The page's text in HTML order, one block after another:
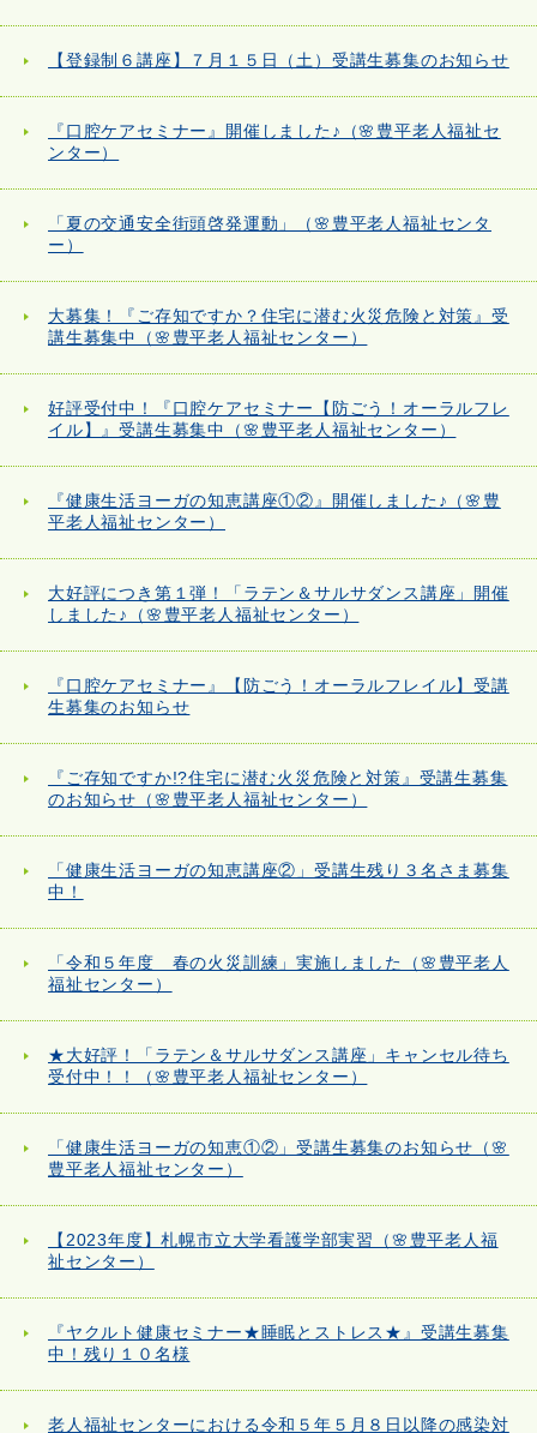
【登録制６講座】７月１５日（土）受講生募集のお知らせ
『口腔ケアセミナー』開催しました♪（🌸豊平老人福祉セ
ンター）
「夏の交通安全街頭啓発運動」（🌸豊平老人福祉センタ
ー）
大募集！『ご存知ですか？住宅に潜む火災危険と対策』受
講生募集中（🌸豊平老人福祉センター）
好評受付中！『口腔ケアセミナー【防ごう！オーラルフレ
イル】』受講生募集中（🌸豊平老人福祉センター）
『健康生活ヨーガの知恵講座①②』開催しました♪（🌸豊
平老人福祉センター）
大好評につき第１弾！「ラテン＆サルサダンス講座」開催
しました♪（🌸豊平老人福祉センター）
『口腔ケアセミナー』【防ごう！オーラルフレイル】受講
生募集のお知らせ
『ご存知ですか!?住宅に潜む火災危険と対策』受講生募集
のお知らせ（🌸豊平老人福祉センター）
「健康生活ヨーガの知恵講座②」受講生残り３名さま募集
中！
「令和５年度 春の火災訓練」実施しました（🌸豊平老人
福祉センター）
★大好評！「ラテン＆サルサダンス講座」キャンセル待ち
受付中！！（🌸豊平老人福祉センター）
「健康生活ヨーガの知恵①②」受講生募集のお知らせ（🌸
豊平老人福祉センター）
【2023年度】札幌市立大学看護学部実習（🌸豊平老人福
祉センター）
『ヤクルト健康セミナー★睡眠とストレス★』受講生募集
中！残り１０名様
老人福祉センターにおける令和５年５月８日以降の感染対